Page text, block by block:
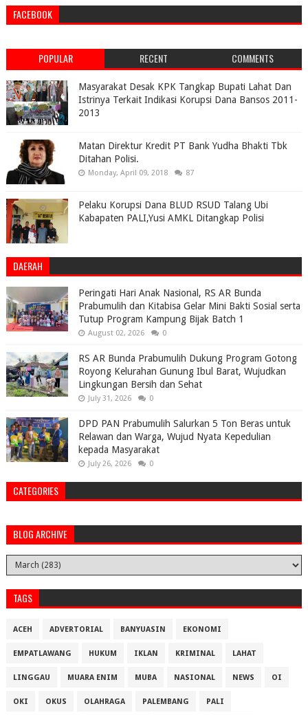
FACEBOOK
POPULAR RECENT COMMENTS
Masyarakat Desak KPK Tangkap Bupati Lahat Dan
Istrinya Terkait Indikasi Korupsi Dana Bansos 2011-
2013
Matan Direktur Kredit PT Bank Yudha Bhakti Tbk
Ditahan Polisi.
Monday, April 09, 2018 87
Pelaku Korupsi Dana BLUD RSUD Talang Ubi
Kabapaten PALI,Yusi AMKL Ditangkap Polisi
DAERAH
Peringati Hari Anak Nasional, RS AR Bunda
Prabumulih dan Kitabisa Gelar Mini Bakti Sosial serta
Tutup Program Kampung Bijak Batch 1
August 02, 2026 0
RS AR Bunda Prabumulih Dukung Program Gotong
Royong Kelurahan Gunung Ibul Barat, Wujudkan
Lingkungan Bersih dan Sehat
July 31, 2026 0
DPD PAN Prabumulih Salurkan 5 Ton Beras untuk
Relawan dan Warga, Wujud Nyata Kepedulian
kepada Masyarakat
July 26, 2026 0
CATEGORIES
BLOG ARCHIVE
TAGS
ACEH ADVERTORIAL BANYUASIN EKONOMI
EMPATLAWANG HUKUM IKLAN KRIMINAL LAHAT
LINGGAU MUARA ENIM MUBA NASIONAL NEWS OI
OKI OKUS OLAHRAGA PALEMBANG PALI